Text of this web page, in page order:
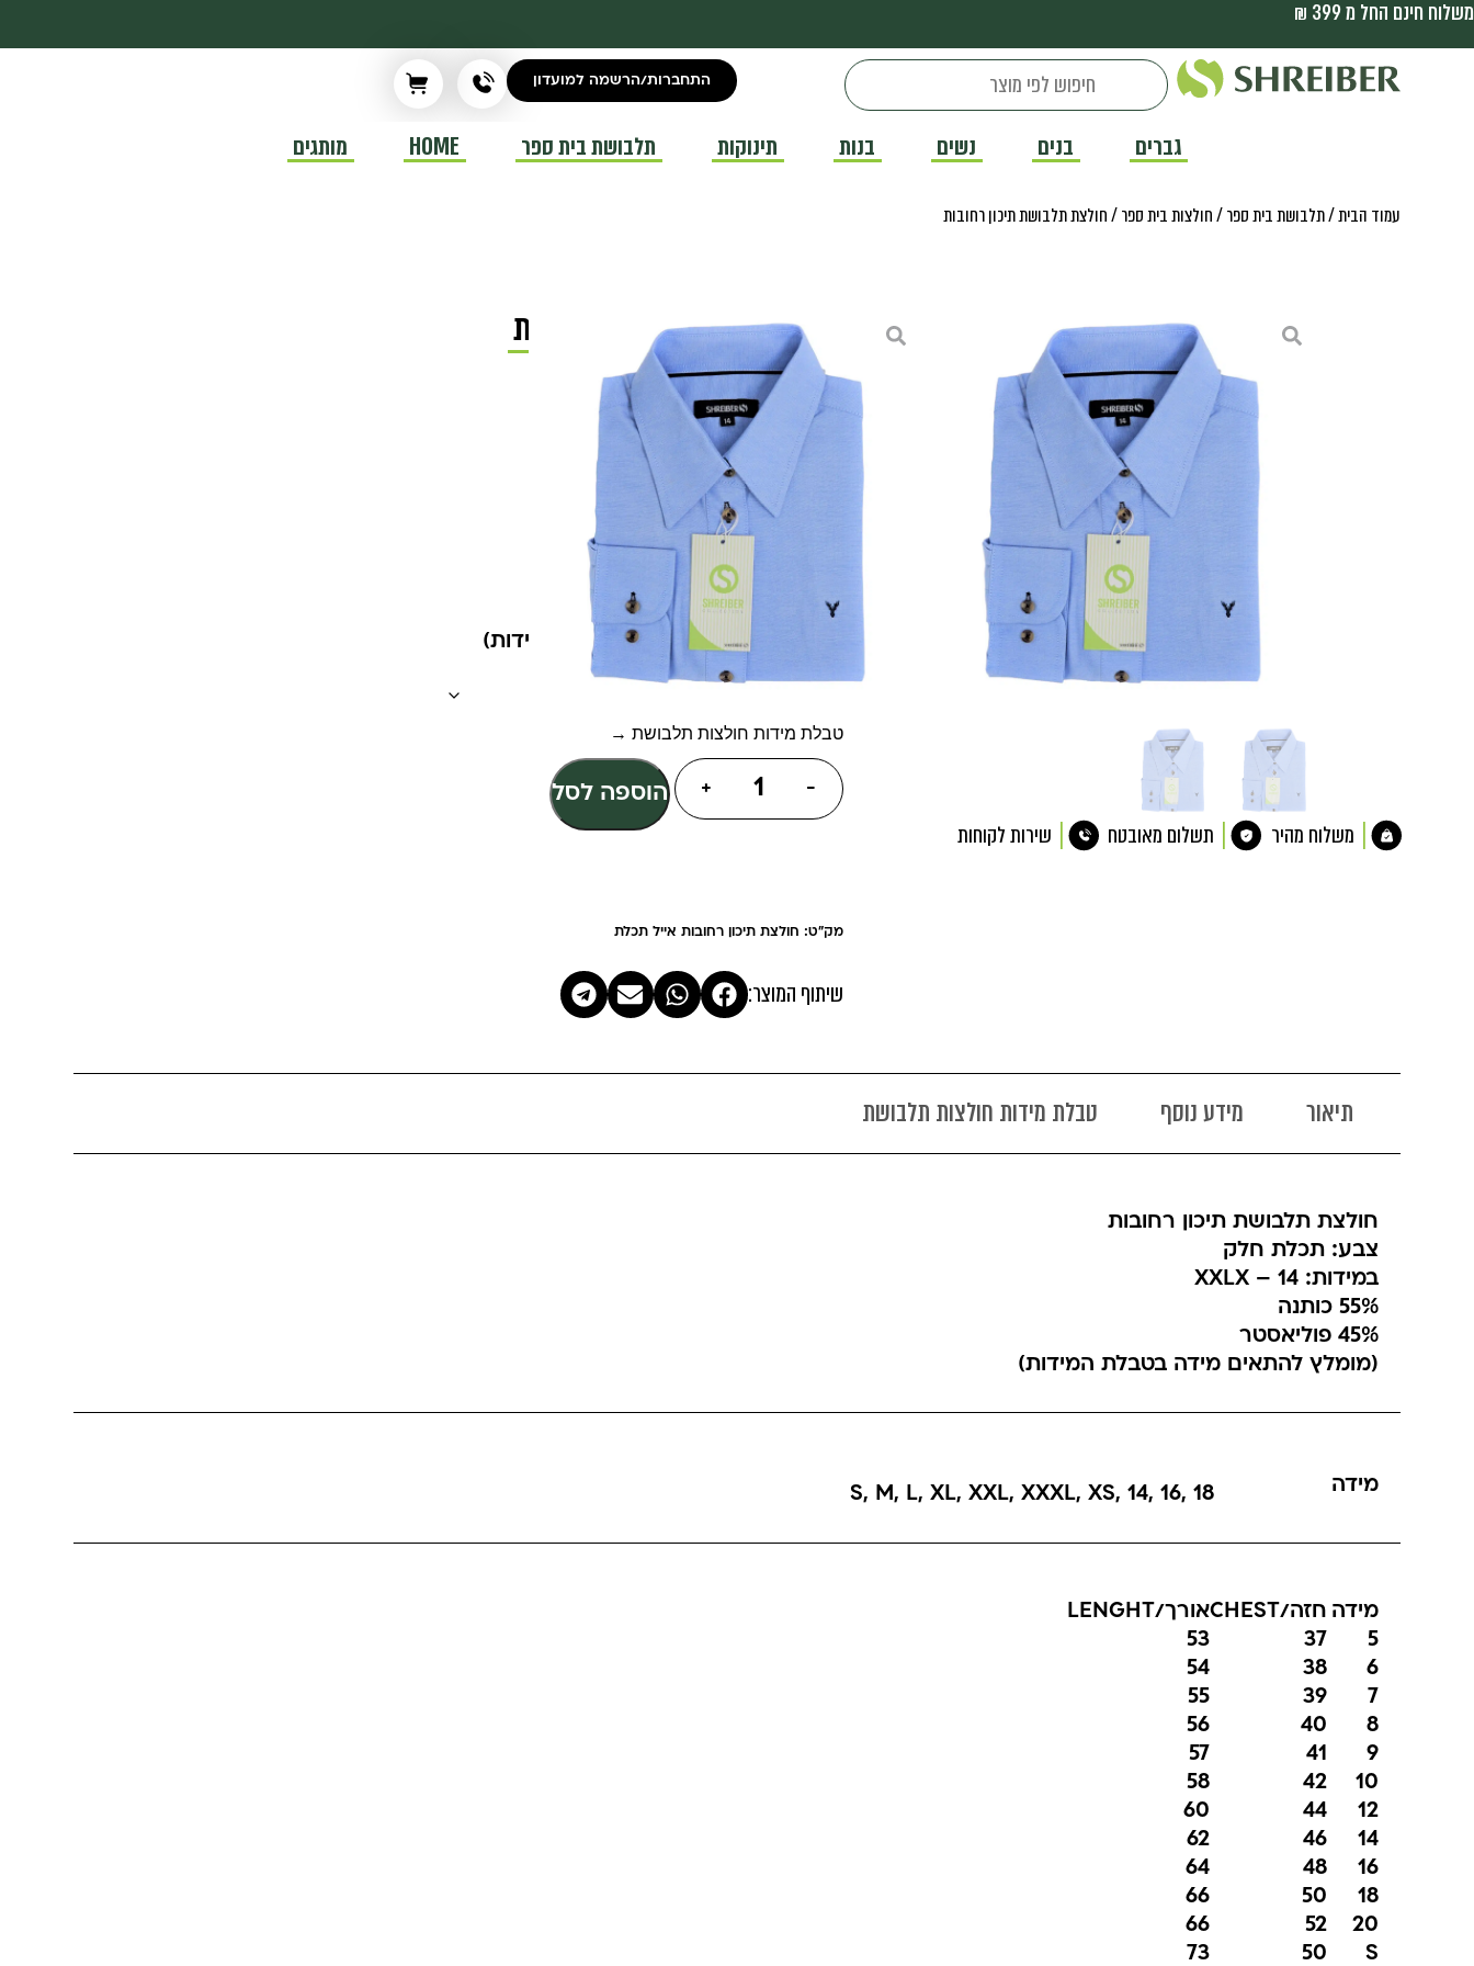
משלוח חינם החל מ 399 ₪
התחברות/הרשמה למועדון
גברים בנים נשים בנות תינוקות תלבושת בית ספר HOME מותגים
עמוד הבית/תלבושת בית ספר/חולצות בית ספר/ חולצת תלבושת תיכון רחובות
משלוח מהיר תשלום מאובטח שירות לקוחות
חולצת תלבושת תיכון רחובות
חולצות בית ספר
₪45.00
–
50.00
חולצת תלבושת תיכון רחובות
צבע: תכלת חלק
45% פוליאסטר
(מומלץ להתאים מידה בטבלת המידות)
מידה
טבלת מידות חולצות תלבושת →
-
+ הוספה לסל
מק"ט: חולצת תיכון רחובות אייל תכלת
שיתוף המוצר:
תיאור מידע נוסף טבלת מידות חולצות תלבושת
חולצת תלבושת תיכון רחובות
צבע: תכלת חלק
במידות: 14 – XXLX
55% כותנה
45% פוליאסטר
(מומלץ להתאים מידה בטבלת המידות)
מידה S, M, L, XL, XXL, XXXL, XS, 14, 16, 18
מידה חזה/CHEST
אורך/LENGHT
5
37
53
6
38
54
7
39
55
8
40
56
9
41
57
10
42
58
12
44
60
14
46
62
16
48
64
18
50
66
20
52
66
S
50
73